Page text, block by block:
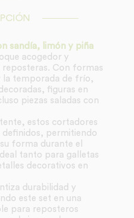
sandía, limón y piña
acogedor y
reposteras. Con formas
la temporada de frío,
figuras en
piezas saladas con
estos cortadores
permitiendo
forma durante el
tanto para galletas
decorativos en
durabilidad y
este set en una
para reposteros